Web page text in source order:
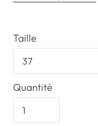
Taille
Quantité